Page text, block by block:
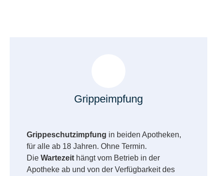
Grippeimpfung
Grippeschutzimpfung in beiden Apotheken,
für alle ab 18 Jahren. Ohne Termin.
Die Wartezeit hängt vom Betrieb in der
Apotheke ab und von der Verfügbarkeit des